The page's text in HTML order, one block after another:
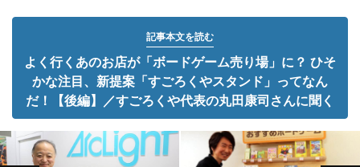
記事本文を読む
よく行くあのお店が「ボードゲーム売り場」に？ ひそ
かな注目、新提案「すごろくやスタンド」ってなん
だ！【後編】／すごろくや代表の丸田康司さんに聞く